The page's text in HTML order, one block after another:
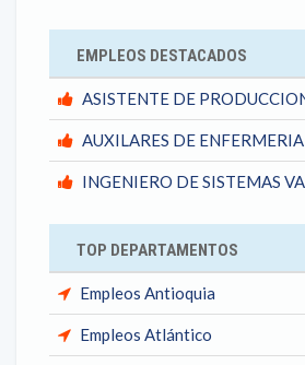
EMPLEOS DESTACADOS
ASISTENTE DE
AUXILARES DE ENFERMERIA
INGENIERO DE SISTEMAS
TOP DEPARTAMENTOS
Empleos Antioquia
Empleos Atlántico